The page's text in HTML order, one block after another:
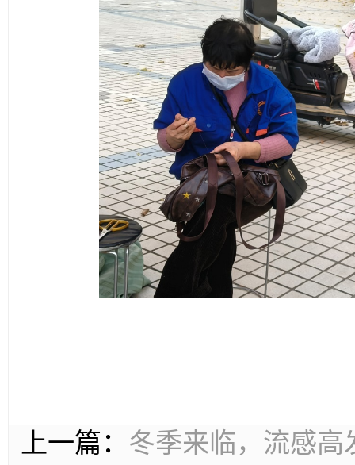
上一篇： 冬季来临，流感高